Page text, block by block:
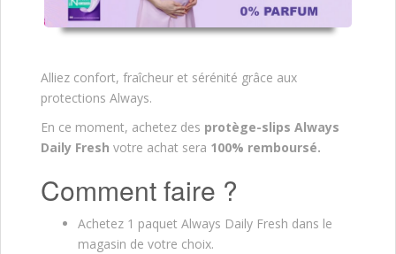
Alliez confort, fraîcheur et sérénité grâce aux
protections Always.
En ce moment, achetez des protège-slips Always
Daily Fresh votre achat sera 100% remboursé.
Comment faire ?
Achetez 1 paquet Always Daily Fresh dans le
magasin de votre choix.